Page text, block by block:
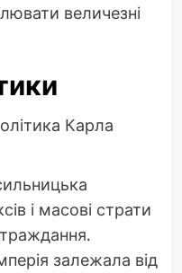
величезні
Карла
і масові страти
залежала від